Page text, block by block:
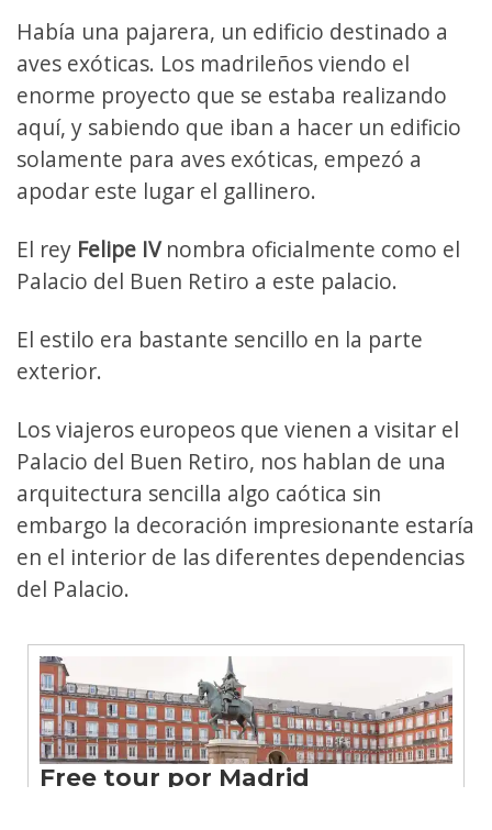
Había una pajarera, un edificio destinado a
aves exóticas. Los madrileños viendo el
enorme proyecto que se estaba realizando
aquí, y sabiendo que iban a hacer un edificio
solamente para aves exóticas, empezó a
apodar este lugar el gallinero.
El rey Felipe IVnombra oficialmente como el
Palacio del Buen Retiro a este palacio.
El estilo era bastante sencillo en la parte
exterior.
Los viajeros europeos que vienen a visitar el
Palacio del Buen Retiro, nos hablan de una
arquitectura sencilla algo caótica sin
embargo la decoración impresionante estaría
en el interior de las diferentes dependencias
del Palacio.